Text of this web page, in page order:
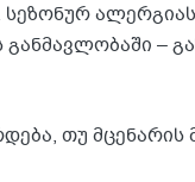
–
თუ